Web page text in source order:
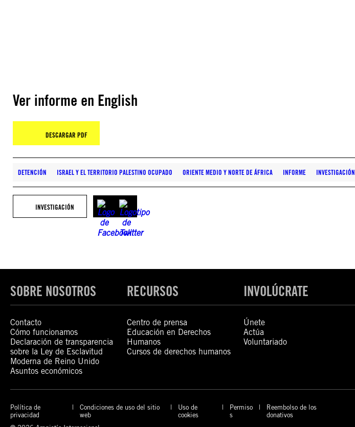
Ver informe en English
DESCARGAR PDF
DETENCIÓN ISRAEL Y EL TERRITORIO PALESTINO OCUPADO ORIENTE MEDIO Y NORTE DE ÁFRICA INFORME INVESTIGACIÓN
INVESTIGACIÓN
SOBRE NOSOTROS
Contacto
Cómo funcionamos
Declaración de transparencia
sobre la Ley de Esclavitud
Moderna de Reino Unido
Asuntos económicos
RECURSOS
Centro de prensa
Educación en Derechos
Humanos
Cursos de derechos humanos
INVOLÚCRATE
Únete
Actúa
Voluntariado
Política de
privacidad
Condiciones de uso del sitio
web
Uso de
cookies
Permiso
s
Reembolso de los
donativos